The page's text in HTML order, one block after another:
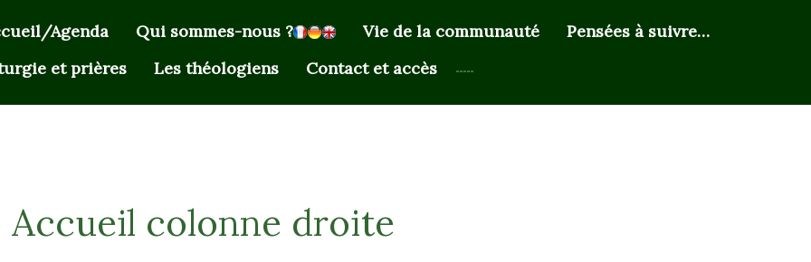
Agenda Qui sommes-nous ? Vie de la communauté
Pensées à suivre…
et prières
Les théologiens Contact et accès
Accueil colonne droite